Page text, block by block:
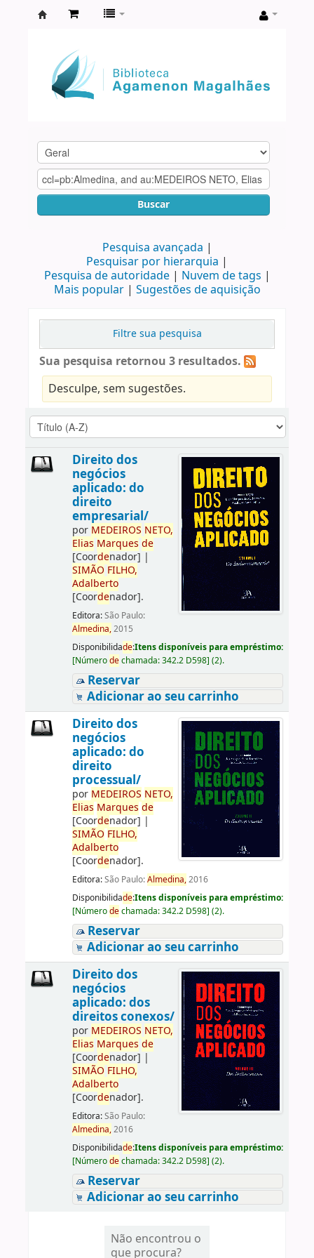
Agamenon
Magalhães
Buscar
Pesquisa avançada
Pesquisar por hierarquia
Pesquisa de autoridade
Nuvem de tags
Mais popular
Sugestões de aquisição
Filtre sua pesquisa
Sua pesquisa retornou 3 resultados.
Desculpe, sem sugestões.
Direito dos
negócios
aplicado: do
direito
empresarial/
por MEDEIROS NETO,
Elias Marques de
[Coordenador] |
SIMÃO FILHO,
Adalberto
[Coordenador].
Editora:São Paulo:
Almedina,2015
Disponibilidade:Itens disponíveis para empréstimo:
[Númerodechamada:342.2 D598] (2).
Reservar
Adicionar ao seu carrinho
Direito dos
negócios
aplicado: do
direito
processual/
por MEDEIROS NETO,
Elias Marques de
[Coordenador] |
SIMÃO FILHO,
Adalberto
[Coordenador].
Editora:São Paulo:Almedina,2016
Disponibilidade:Itens disponíveis para empréstimo:
[Númerodechamada:342.2 D598] (2).
Reservar
Adicionar ao seu carrinho
Direito dos
negócios
aplicado: dos
direitos conexos/
por MEDEIROS NETO,
Elias Marques de
[Coordenador] |
SIMÃO FILHO,
Adalberto
[Coordenador].
Editora:São Paulo:
Almedina,2016
Disponibilidade:Itens disponíveis para empréstimo:
[Númerodechamada:342.2 D598] (2).
Reservar
Adicionar ao seu carrinho
Não encontrou o
que procura?